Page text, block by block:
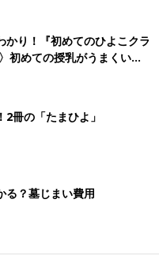
います。1人でやるには、
、一括で食器洗い→食器拭
ナーが協力してくれる場
のが面倒くさくなったの
消毒した食器などを乾か
かり！『初めてのひよこクラ
初めての授乳がうまくい
基本と夏のトラブル 解決テ
冊の「たまひよ」
る？墓じまい費用